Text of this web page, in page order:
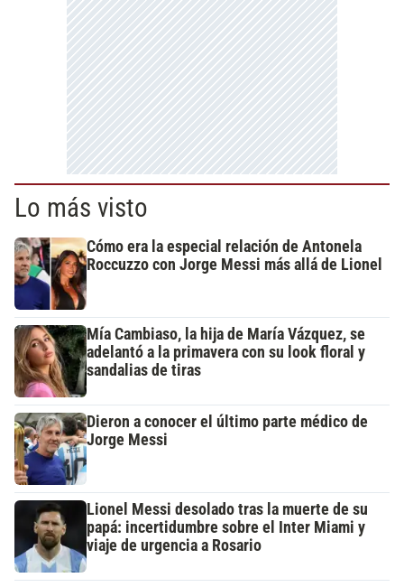
Lo más visto
Cómo era la especial relación de Antonela
Roccuzzo con Jorge Messi más allá de Lionel
Mía Cambiaso, la hija de María Vázquez, se
adelantó a la primavera con su look floral y
sandalias de tiras
Dieron a conocer el último parte médico de
Jorge Messi
Lionel Messi desolado tras la muerte de su
papá: incertidumbre sobre el Inter Miami y
viaje de urgencia a Rosario